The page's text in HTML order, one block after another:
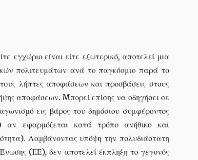
εγχώριο είναι είτε εξωτερικό, αποτελεί μια
πολιτευμάτων ανά το παγκόσμιο παρά το
λήπτες αποφάσεων και προσβάσεις στους
αποφάσεων. Mπορεί επίσης να οδηγήσει σε
εις βάρος του δημόσιου συμφέροντος
αν εφαρμόζεται κατά τρόπο ανήθικο και
Λαμβάνοντας υπόψη την πολυδιάστατη
(ΕΕ), δεν αποτελεί έκπληξη το γεγονός